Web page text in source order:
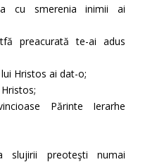
cu smerenia inimii ai
preacurată te-ai adus
Hristos ai dat-o;
Părinte Ierarhe
slujirii preoteşti numai